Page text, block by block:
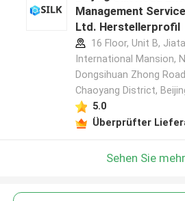
Management
Ltd. Herstellerprofil
16 Floor, Unit B,
International Mansion,
Dongsihuan Zhong
Chaoyang District,
5.0
Überprüfter
Sehen Sie